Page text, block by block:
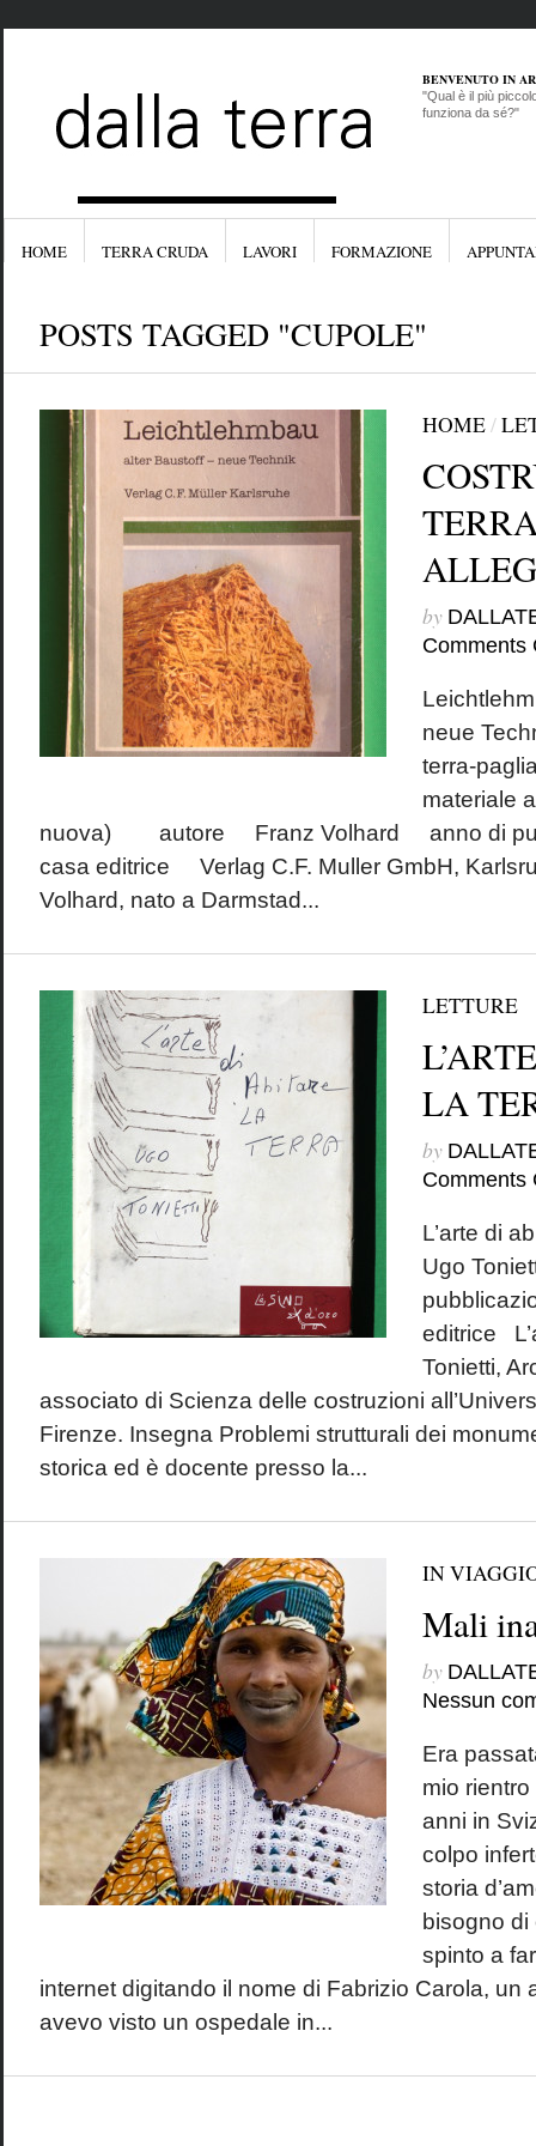
BENVENUTO IN
"Qual è il più
funziona da sé?"
HOME TERRA CRUDA LAVORI FORMAZIONE
POSTS TAGGED "CUPOLE"
HOME/
by
Comments
neue
terra-
materiale
nuova) autore Franz Volhard anno di
casa editrice Verlag C.F. Muller GmbH,
Volhard, nato a Darmstad...
LETTURE
LA
by
Comments
L’arte di
Ugo
editrice
Tonietti,
associato di Scienza delle costruzioni
Firenze. Insegna Problemi strutturali dei
storica ed è docente presso la...
IN
Mali
by
Nessun
Era
mio
anni in
colpo
storia
bisogno
spinto a
internet digitando il nome di Fabrizio Carola, un
avevo visto un ospedale in...